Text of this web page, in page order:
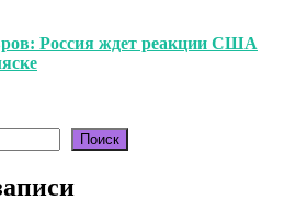
Россия ждет реакции США
Поиск